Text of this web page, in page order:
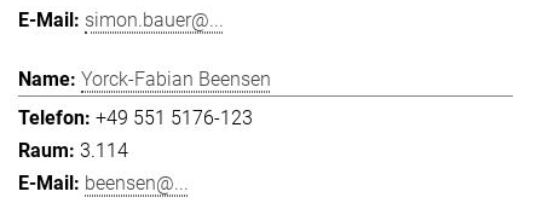
simon.bauer@...
Yorck-Fabian Beensen
+49 551 5176-123
3.114
beensen@...